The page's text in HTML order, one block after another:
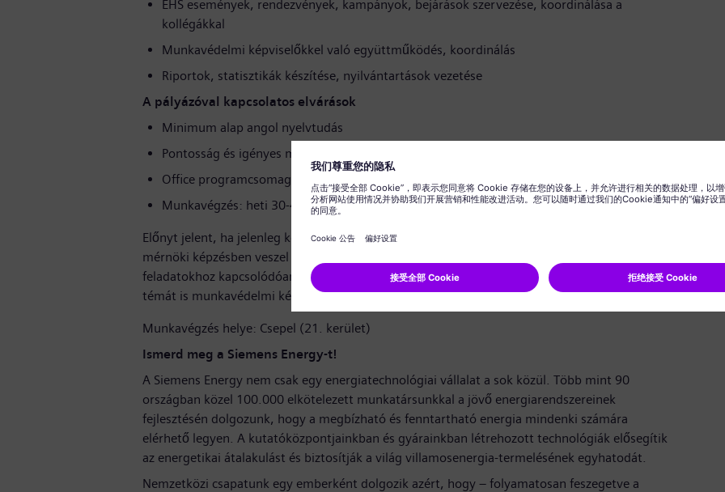
EHS események, rendezvények, kampányok, bejárások szervezése, koordinálása a
kollégákkal
Munkavédelmi képviselőkkel való együttműködés, koordinálás
Riportok, statisztikák készítése, nyilvántartások vezetése
A pályázóval kapcsolatos elvárások
Minimum alap angol nyelvtudás
Pontosság és igényes munkavégzés
Office programcsomag felhasználói szintű ismerete
Munkavégzés: heti 30-40 óra között
Előnyt jelent, ha jelenleg közép vagy felsőfokú munkavédelmi képzésben, esetleg EHS
mérnöki képzésben veszel részt vagy Tűzvédelmi szakirányú végzettséggel rendelkezel.A
feladatokhoz kapcsolódóan biztosítani tudunk szakmai gyakorlati helyet vagy szakdolgozati
témát is munkavédelmi képzéshez kapcsolódó területen.
Munkavégzés helye: Csepel (21. kerület)
Ismerd meg a Siemens Energy-t!
A Siemens Energy nem csak egy energiatechnológiai vállalat a sok közül. Több mint 90
országban közel 100.000 elkötelezett munkatársunkkal a jövő energiarendszereinek
fejlesztésén dolgozunk, hogy a megbízható és fenntartható energia mindenki számára
elérhető legyen. A kutatóközpontjainkban és gyárainkban létrehozott technológiák elősegítik
az energetikai átalakulást és biztosítják a világ villamosenergia-termelésének egyhatodát.
Nemzetközi csapatunk egy emberként dolgozik azért, hogy – folyamatosan feszegetve a